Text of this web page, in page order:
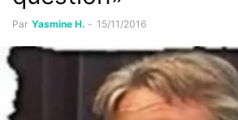
Par Yasmine H. - 15/11/2016